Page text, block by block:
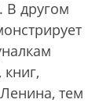
В другом
тем